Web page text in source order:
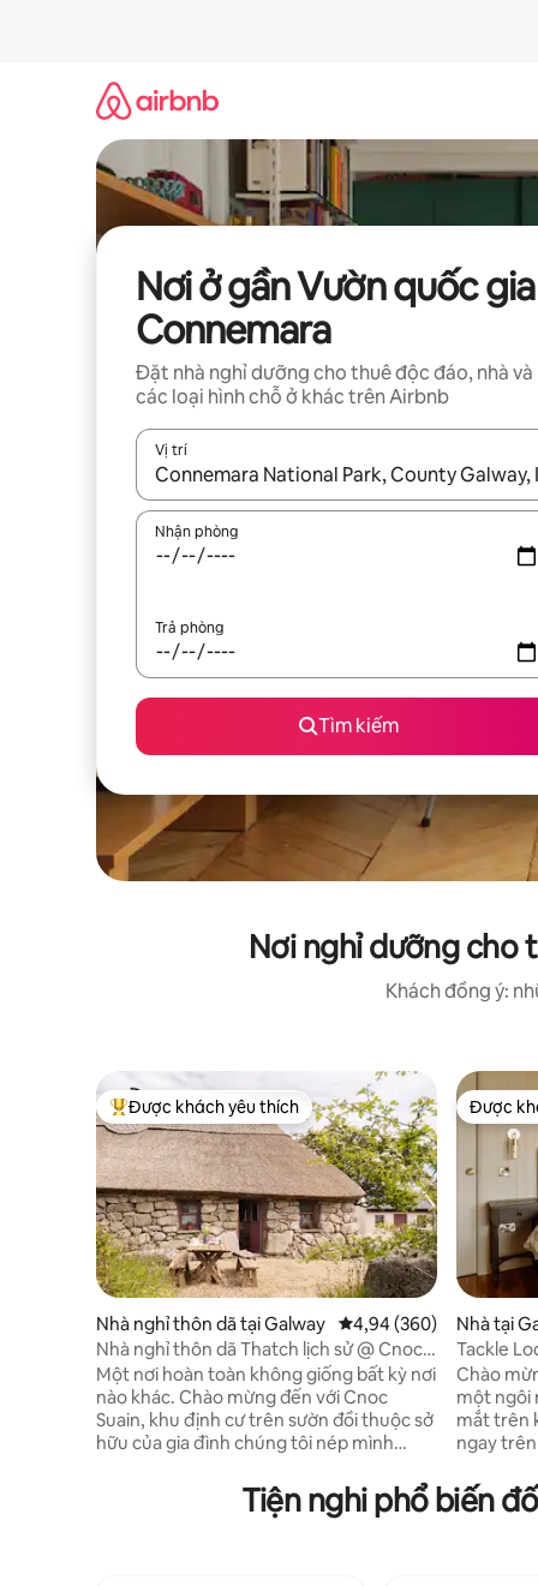
Nơi ở gần Vườn quốc gia
Connemara
Đặt nhà nghỉ dưỡng cho thuê độc đáo, nhà và
các loại hình chỗ ở khác trên Airbnb
Vị trí
Khi có kết quả, hãy điều hướng bằng phím mũi
Nhận phòng
Trả phòng
Tìm kiếm
Nơi nghỉ dưỡng cho
Khách đồng ý:
Được khách yêu thích nhất
Được khách yêu thích
Nhà nghỉ thôn dã tại Galway Xếp hạng trung bình
4,94 (360)
Nhà nghỉ thôn dã Thatch lịch sử @ Cnoc
Suain từng đoạt giải thưởng
Một nơi hoàn toàn không giống bất kỳ nơi
nào khác. Chào mừng đến với Cnoc
Suain, khu định cư trên sườn đồi thuộc sở
hữu của gia đình chúng tôi nép mình
ở khu vực Gaeltacht của Connemara.
Nằm trên một tuyến đường đạp xe phổ
Được
Được
Nhà tại
Tackle
Chào
một ngôi
mắt trên
ngay
trộn nét
thanh
Tiện nghi phổ biến